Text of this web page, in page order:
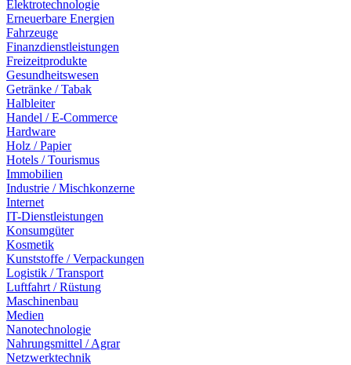
Elektrotechnologie
Erneuerbare Energien
Fahrzeuge
Finanzdienstleistungen
Freizeitprodukte
Gesundheitswesen
Getränke / Tabak
Halbleiter
Handel / E-Commerce
Hardware
Holz / Papier
Hotels / Tourismus
Immobilien
Industrie / Mischkonzerne
Internet
IT-Dienstleistungen
Konsumgüter
Kosmetik
Kunststoffe / Verpackungen
Logistik / Transport
Luftfahrt / Rüstung
Maschinenbau
Medien
Nanotechnologie
Nahrungsmittel / Agrar
Netzwerktechnik